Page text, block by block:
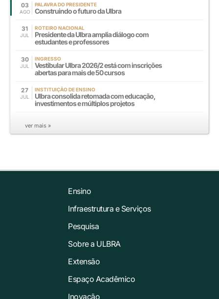
03
AGO
PALAVRA DO PRESIDENTE
Construindo o futuro da Ulbra
31
JUL
ROTEIRO NACIONAL
Presidente da Ulbra amplia diálogo com
estudantes e professores
30
JUL
INGRESSO
Vestibular Ulbra 2026/2 está com inscrições
abertas para mais de 50 cursos
27
JUL
INSTITUIÇÃO DE ENSINO
Ulbra consolida retomada com educação,
investimentos e múltiplos projetos
ver mais »
Ensino
Infraestrutura e Serviços
Pesquisa
Sobre a ULBRA
Extensão
Espaço Acadêmico
Inovação